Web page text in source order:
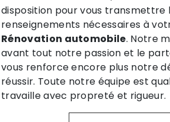
disposition pour vous transmettre
renseignements nécessaires à
Rénovation automobile. Notre
avant tout notre passion et le
vous renforce encore plus notre
réussir. Toute notre équipe est
travaille avec propreté et rigueur.